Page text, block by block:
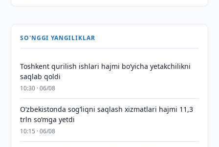
SO'NGGI YANGILIKLAR
Toshkent qurilish ishlari hajmi bo‘yicha yetakchilikni
saqlab qoldi
10:30 · 06/08
O‘zbekistonda sog‘liqni saqlash xizmatlari hajmi 11,3
trln so‘mga yetdi
10:15 · 06/08